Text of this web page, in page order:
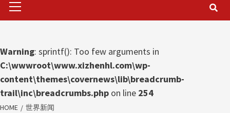
Menu
Warning: sprintf(): Too few arguments in
C:\wwwroot\www.xizhenhl.com\wp-
content\themes\covernews\lib\breadcrumb-
trail\inc\breadcrumbs.php on line 254
HOME 世界新闻